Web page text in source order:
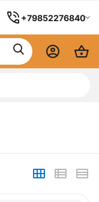
+79852276840